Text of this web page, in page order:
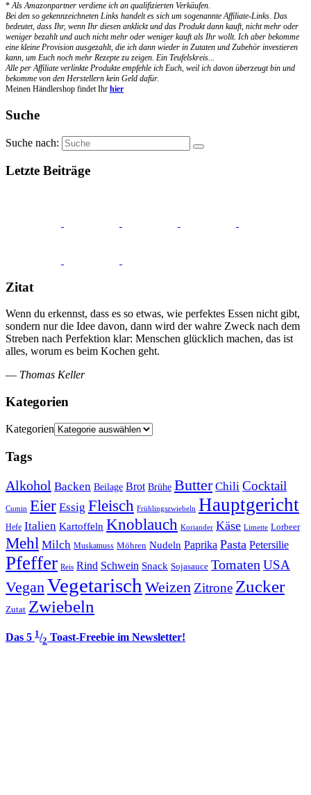
*Als Amazonpartner verdiene ich an qualifizierten Verkäufen.
Bei den so gekennzeichneten Links handelt es sich um sogenannte Affiliate-Links. Das
bedeutet, dass Ihr, wenn Ihr diesen anklickt und das Produkt dann kauft, nicht mehr oder
weniger bezahlt und auch nicht mehr oder weniger kauft als Ihr wollt. Ich aber bekomme
eine kleine Provision ausgezahlt, die ich dann wieder in Zutaten und Zubehör investieren
kann, um Euch noch mehr Rezepte zu zeigen. Ein Teufelskreis...
Alle per Affiliate verlinkte Produkte empfehle ich Euch, weil ich davon überzeugt bin und
bekomme von den Herstellern kein Geld dafür.
Meinen Händlershop findet Ihr hier
Suche
Suche nach:
Letzte Beiträge
Zitat
Wenn du erkennst, dass es so etwas, wie perfektes Essen nicht gibt,
sondern nur die Idee davon, dann wird der wahre Zweck nach dem
Streben nach Perfektion klar: Menschen glücklich machen, das ist
alles, worum es beim Kochen geht.
— Thomas Keller
Kategorien
Kategorien
Tags
Alkohol Backen Beilage Brot Brühe Butter Chili Cocktail
Cumin Eier Essig Fleisch Frühlingszwiebeln Hauptgericht
Hefe Italien Kartoffeln Knoblauch Koriander Käse Limette Lorbeer
Mehl Milch Muskatnuss Möhren Nudeln Paprika Pasta Petersilie
Pfeffer Reis Rind Schwein Snack Sojasauce Tomaten USA
VeganVegetarisch Weizen Zitrone Zucker
Zutat Zwiebeln
Das 5 1/2 Toast-Freebie im Newsletter!